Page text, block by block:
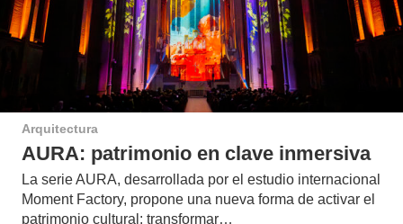
Arquitectura
AURA: patrimonio en clave inmersiva
La serie AURA, desarrollada por el estudio internacional
Moment Factory, propone una nueva forma de activar el
patrimonio cultural: transformar…